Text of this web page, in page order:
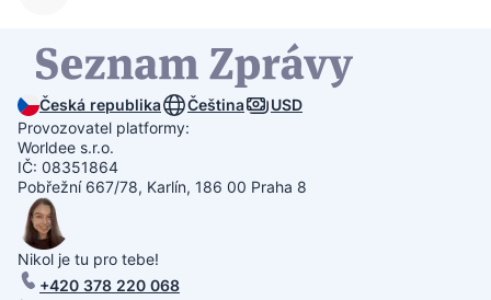
Česká republika Čeština
USD
Provozovatel platformy:
Worldee s.r.o.
IČ: 08351864
Pobřežní 667/78, Karlín, 186 00 Praha 8
Nikol je tu pro tebe!
+420 378 220 068